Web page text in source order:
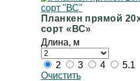
Планкен прямой
сорт «ВС»
Длина, м
2 3 4 5.1
Очистить